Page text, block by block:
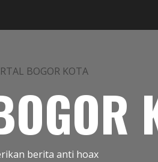
berita anti hoax